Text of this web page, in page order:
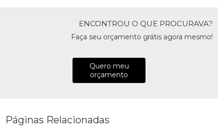
ENCONTROU O QUE PROCURAVA?
Faça seu orçamento grátis agora mesmo!
Quero meu
orçamento
Páginas Relacionadas